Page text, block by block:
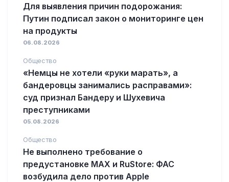
Для выявления причин подорожания:
Путин подписал закон о мониторинге цен
на продукты
06.08.2026
Общество
«Немцы не хотели «руки марать», а
бандеровцы занимались расправами»:
суд признал Бандеру и Шухевича
преступниками
05.08.2026
Общество
Не выполнено требование о
предустановке MAX и RuStore: ФАС
возбудила дело против Apple